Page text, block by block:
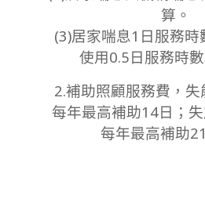
算。
(3)居家喘息1日服務
使用0.5日服務時
2.補助照顧服務費，失
每年最高補助14日；
每年最高補助